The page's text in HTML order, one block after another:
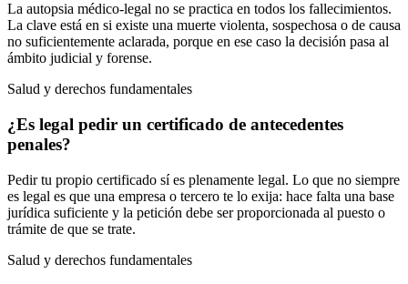
La autopsia médico-legal no se practica en todos los fallecimientos.
La clave está en si existe una muerte violenta, sospechosa o de causa
no suficientemente aclarada, porque en ese caso la decisión pasa al
ámbito judicial y forense.
Salud y derechos fundamentales
¿Es legal pedir un certificado de antecedentes
penales?
Pedir tu propio certificado sí es plenamente legal. Lo que no siempre
es legal es que una empresa o tercero te lo exija: hace falta una base
jurídica suficiente y la petición debe ser proporcionada al puesto o
trámite de que se trate.
Salud y derechos fundamentales